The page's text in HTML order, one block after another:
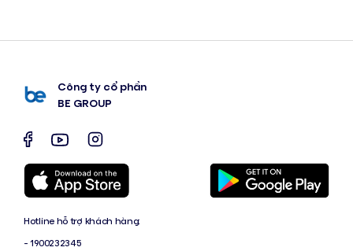
Công ty cổ phần
BE GROUP
Hotline hỗ trợ khách hàng:
- 1900232345